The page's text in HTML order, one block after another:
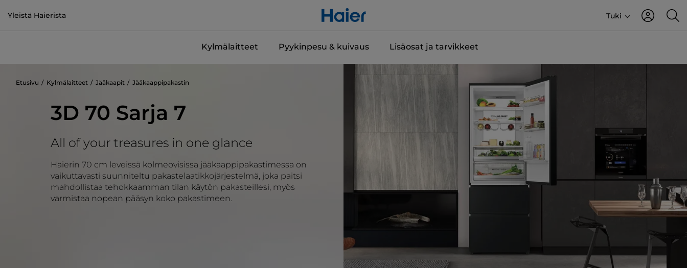
Yleistä Haierista Tuki
Kylmälaitteet Pyykinpesu & kuivaus Lisäosat ja tarvikkeet
Etusivu Kylmälaitteet Jääkaapit Jääkaappipakastin
3D 70 Sarja 7
All of your treasures in one glance
Haierin 70 cm leveissä kolmeovisissa jääkaappipakastimessa on
vaikuttavasti suunniteltu pakastelaatikkojärjestelmä, joka paitsi
mahdollistaa tehokkaamman tilan käytön pakasteillesi, myös
varmistaa nopean pääsyn koko pakastimeen.